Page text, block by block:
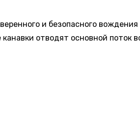
и безопасного
отводят основной поток